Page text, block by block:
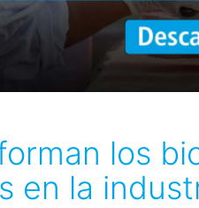
los
en la